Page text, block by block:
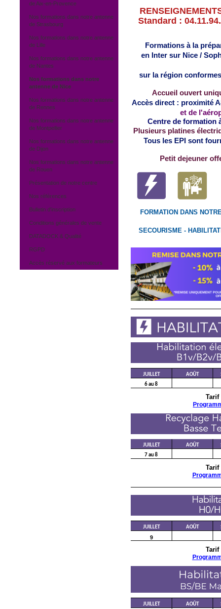
de Aix-en-Provence
Nos formations dans notre antenne
de Strasbourg
Nos formations dans notre antenne
de Lille
Nos formations dans notre antenne
de Nantes
Nos formations dans notre
antenne de Nice
Nos formations dans notre antenne
de Rennes
Nos formations dans notre antenne
de Montpellier
Nos formations dans notre antenne
de Dijon
Nos formations dans notre antenne
de Rouen
Présentation de notre centre
Nos références
Bulletin d'inscription
Conditions générales de vente
DATADOCK & Qualité
RGPD
Accès réservé aux formateurs
Standard :
Formations à la
en Inter sur Nice /
sur la région
Accueil ouvert
Accès direct : proximité
et de
Centre de formation
Plusieurs platines
Tous les EPI sont
Petit dejeuner
FORMATION DANS
SECOURISME -
JUILLET AOÛT
6 au 8
Tarif
JUILLET AOÛT
7 au 8
Tarif
JUILLET AOÛT
9
Tarif
JUILLET AOÛT